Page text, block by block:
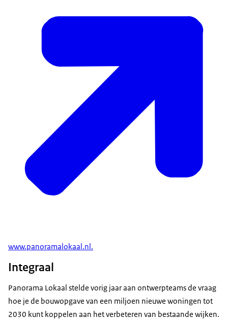
www.panoramalokaal.nl.
Integraal
Panorama Lokaal stelde vorig jaar aan ontwerpteams de vraag
hoe je de bouwopgave van een miljoen nieuwe woningen tot
2030 kunt koppelen aan het verbeteren van bestaande wijken.